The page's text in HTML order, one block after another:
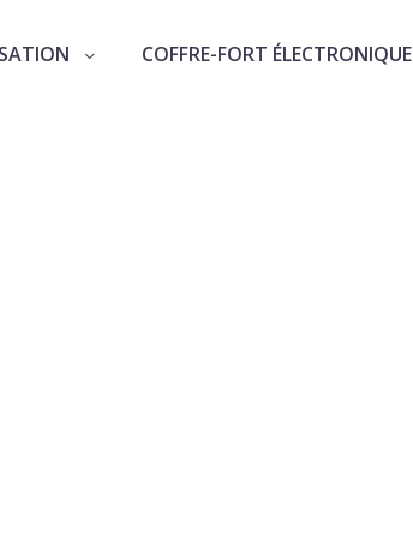
COFFRE-FORT ÉLECTRONIQUE
à Paris!